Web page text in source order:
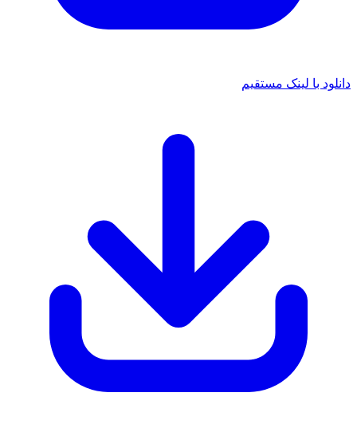
دانلود با لینک مستقیم